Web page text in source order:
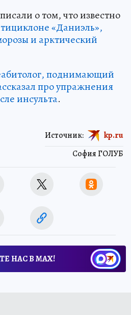
о том, что известно
«Даниэль»,
и арктический
поднимающий
про упражнения
инсульта.
София ГОЛУБ
Источник: kp.ru
НАС В МАХ!